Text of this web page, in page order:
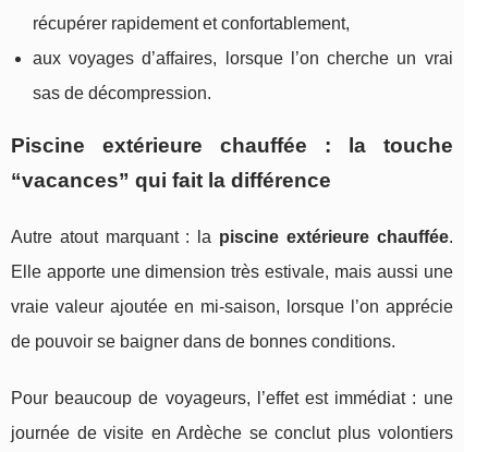
récupérer rapidement et confortablement,
aux voyages d’affaires, lorsque l’on cherche un vrai
sas de décompression.
Piscine extérieure chauffée : la touche
“vacances” qui fait la différence
Autre atout marquant : la piscine extérieure chauffée.
Elle apporte une dimension très estivale, mais aussi une
vraie valeur ajoutée en mi-saison, lorsque l’on apprécie
de pouvoir se baigner dans de bonnes conditions.
Pour beaucoup de voyageurs, l’effet est immédiat : une
journée de visite en Ardèche se conclut plus volontiers